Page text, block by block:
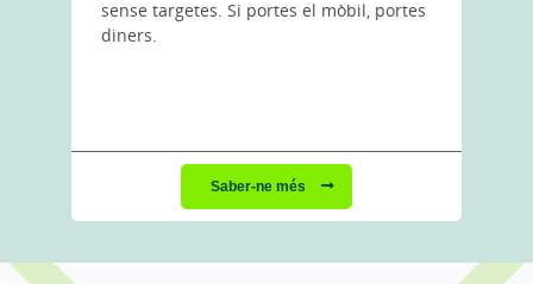
sense targetes. Si portes el mòbil, portes
diners.
Saber-ne més